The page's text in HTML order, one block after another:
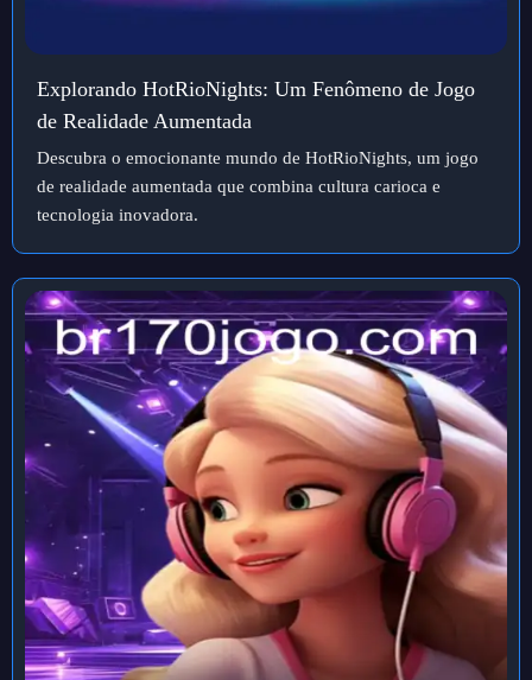
Explorando HotRioNights: Um Fenômeno de Jogo
de Realidade Aumentada
Descubra o emocionante mundo de HotRioNights, um jogo
de realidade aumentada que combina cultura carioca e
tecnologia inovadora.